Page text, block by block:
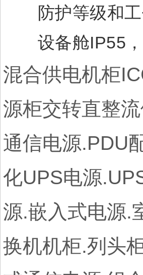
防护等级和工
设备舱IP55，
混合供电机柜
源柜交转直整
通信电源.PDU
化UPS电源
源.嵌入式电源.
换机机柜.列头